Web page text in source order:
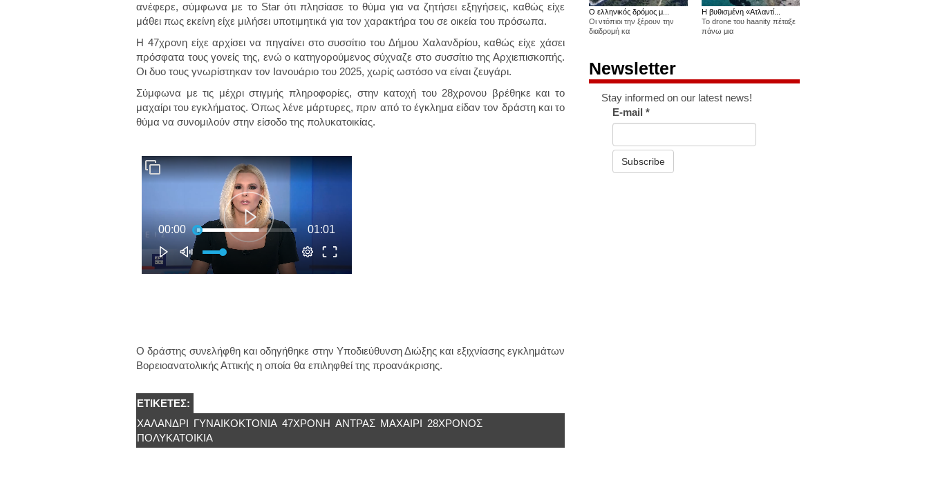
ανέφερε, σύμφωνα με το Star ότι πλησίασε το θύμα για να ζητήσει εξηγήσεις, καθώς είχε
μάθει πως εκείνη είχε μιλήσει υποτιμητικά για τον χαρακτήρα του σε οικεία του πρόσωπα.
Η 47χρονη είχε αρχίσει να πηγαίνει στο συσσίτιο του Δήμου Χαλανδρίου, καθώς είχε χάσει
πρόσφατα τους γονείς της, ενώ ο κατηγορούμενος σύχναζε στο συσσίτιο της Αρχιεπισκοπής.
Οι δυο τους γνωρίστηκαν τον Ιανουάριο του 2025, χωρίς ωστόσο να είναι ζευγάρι.
Σύμφωνα με τις μέχρι στιγμής πληροφορίες, στην κατοχή του 28χρονου βρέθηκε και το
μαχαίρι του εγκλήματος. Όπως λένε μάρτυρες, πριν από το έγκλημα είδαν τον δράστη και το
θύμα να συνομιλούν στην είσοδο της πολυκατοικίας.
Ο δράστης συνελήφθη και οδηγήθηκε στην Υποδιεύθυνση Διώξης και εξιχνίασης εγκλημάτων
Βορειοανατολικής Αττικής η οποία θα επιληφθεί της προανάκρισης.
ΕΤΙΚΈΤΕΣ:
ΧΑΛΑΝΔΡΙ ΓΥΝΑΙΚΟΚΤΟΝΊΑ 47ΧΡΟΝΗ ΑΝΤΡΑΣ ΜΑΧΑΊΡΙ 28ΧΡΟΝΟΣ
ΠΟΛΥΚΑΤΟΙΚΙΑ
Ο ελληνικός δρόμος μ...
Οι ντόπιοι την ξέρουν την
διαδρομή κα
Η βυθισμένη «Ατλαντί...
Το drone του haanity πέταξε
πάνω μια
Newsletter
Stay informed on our latest news!
E-mail*
Subscribe